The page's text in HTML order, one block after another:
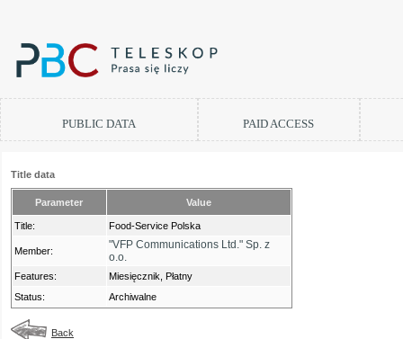
PUBLIC DATA PAID ACCESS
Title data
Parameter Value
Title: Food-Service Polska
Member:
"VFP Communications Ltd." Sp. z
o.o.
Features:
Miesięcznik, Płatny
Status:
Archiwalne
Back